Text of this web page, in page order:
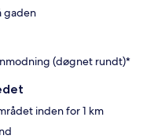
gaden
(døgnet rundt)*
inden for 1 km